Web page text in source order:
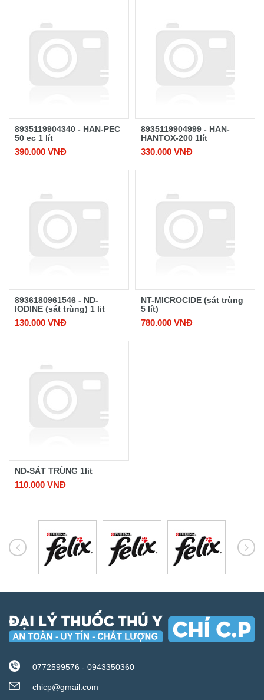
8935119904340 - HAN-PEC
50 ec 1 lít
390.000 VNĐ
8935119904999 - HAN-
HANTOX-200 1lít
330.000 VNĐ
8936180961546 - ND-
IODINE (sát trùng) 1 lit
130.000 VNĐ
NT-MICROCIDE (sát trùng
5 lít)
780.000 VNĐ
ND-SÁT TRÙNG 1lit
110.000 VNĐ
0772599576 - 0943350360
chicp@gmail.com